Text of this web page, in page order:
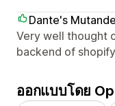
Dante's
Very well thought
backend of
ออกแบบโดย